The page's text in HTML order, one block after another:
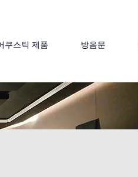
쿠스틱 제품 방음문